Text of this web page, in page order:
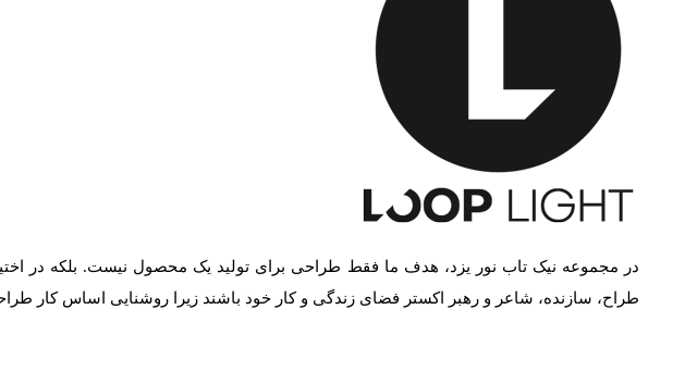
در مجموعه نیک تاب نور یزد، هدف ما فقط طراحی برای تولید یک محصول نیست. بلکه در
طراح، سازنده، شاعر و رهبر اکستر فضای زندگی و کار خود باشند زیرا روشنایی اساس کار